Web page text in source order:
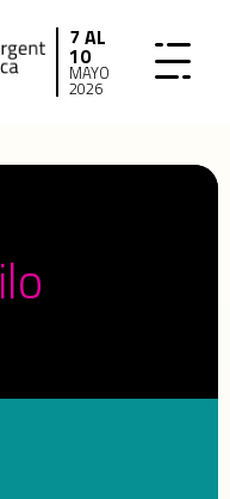
7 AL
10
MAYO
2026